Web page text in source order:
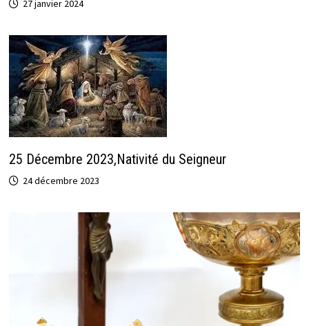
27 janvier 2024
25 Décembre 2023,Nativité du Seigneur
24 décembre 2023